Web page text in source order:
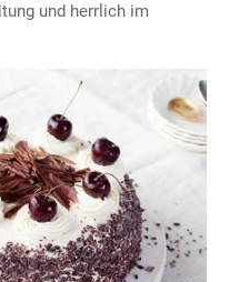
und herrlich im